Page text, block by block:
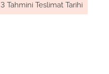
3 Tahmini Teslimat Tarihi